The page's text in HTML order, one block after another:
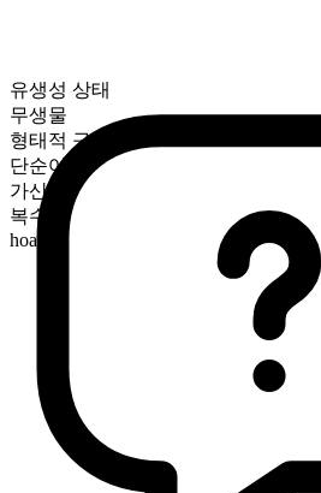
유생성 상태
무생물
형태적 구성
단순어
가산
복수형
hoards